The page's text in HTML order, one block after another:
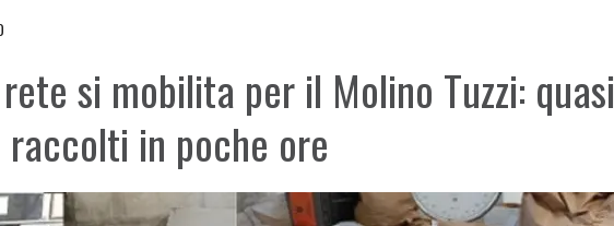
si mobilita per il Molino Tuzzi: quasi
in poche ore